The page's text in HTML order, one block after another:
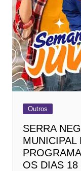
Outros
SERRA
MUNICIPAL
OS DIAS